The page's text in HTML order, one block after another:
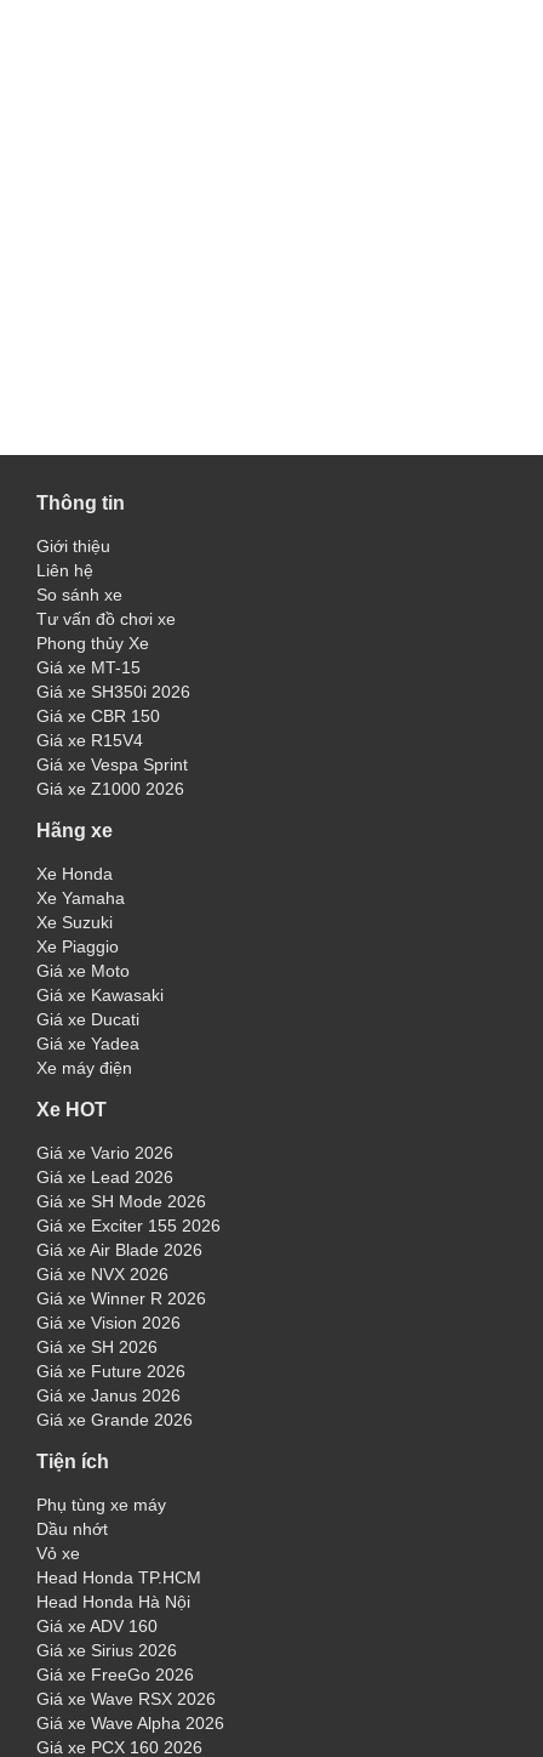
Thông tin
Giới thiệu
Liên hệ
So sánh xe
Tư vấn đồ chơi xe
Phong thủy Xe
Giá xe MT-15
Giá xe SH350i 2026
Giá xe CBR 150
Giá xe R15V4
Giá xe Vespa Sprint
Giá xe Z1000 2026
Hãng xe
Xe Honda
Xe Yamaha
Xe Suzuki
Xe Piaggio
Giá xe Moto
Giá xe Kawasaki
Giá xe Ducati
Giá xe Yadea
Xe máy điện
Xe HOT
Giá xe Vario 2026
Giá xe Lead 2026
Giá xe SH Mode 2026
Giá xe Exciter 155 2026
Giá xe Air Blade 2026
Giá xe NVX 2026
Giá xe Winner R 2026
Giá xe Vision 2026
Giá xe SH 2026
Giá xe Future 2026
Giá xe Janus 2026
Giá xe Grande 2026
Tiện ích
Phụ tùng xe máy
Dầu nhớt
Vỏ xe
Head Honda TP.HCM
Head Honda Hà Nội
Giá xe ADV 160
Giá xe Sirius 2026
Giá xe FreeGo 2026
Giá xe Wave RSX 2026
Giá xe Wave Alpha 2026
Giá xe PCX 160 2026